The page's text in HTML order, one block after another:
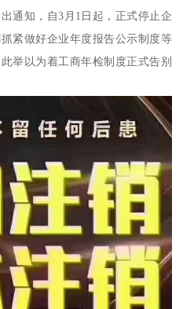
通知，自3月1日起，正式停止企
紧做好企业年度报告公示制度等
举以为着工商年检制度正式告别